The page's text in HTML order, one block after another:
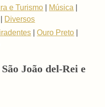
e Turismo Música
Diversos
|Ouro Preto
João del-Rei e